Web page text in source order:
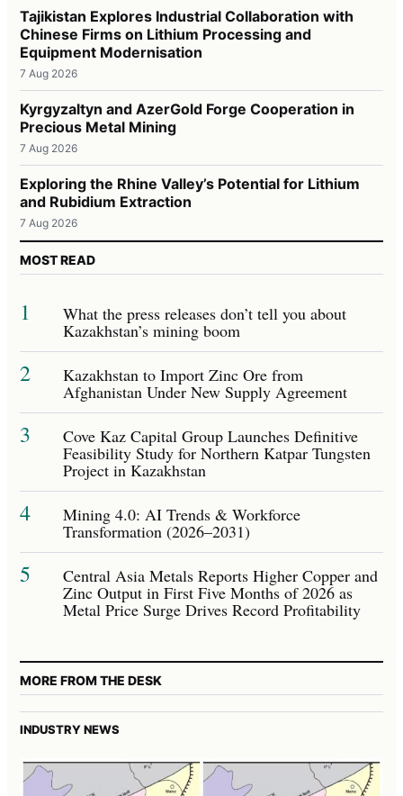
Tajikistan Explores Industrial Collaboration with
Chinese Firms on Lithium Processing and
Equipment Modernisation
7 Aug 2026
Kyrgyzaltyn and AzerGold Forge Cooperation in
Precious Metal Mining
7 Aug 2026
Exploring the Rhine Valley’s Potential for Lithium
and Rubidium Extraction
7 Aug 2026
MOST READ
1 What the press releases don’t tell you about
Kazakhstan’s mining boom
2 Kazakhstan to Import Zinc Ore from
Afghanistan Under New Supply Agreement
3 Cove Kaz Capital Group Launches Definitive
Feasibility Study for Northern Katpar Tungsten
Project in Kazakhstan
4 Mining 4.0: AI Trends & Workforce
Transformation (2026–2031)
5 Central Asia Metals Reports Higher Copper and
Zinc Output in First Five Months of 2026 as
Metal Price Surge Drives Record Profitability
MORE FROM THE DESK
INDUSTRY NEWS